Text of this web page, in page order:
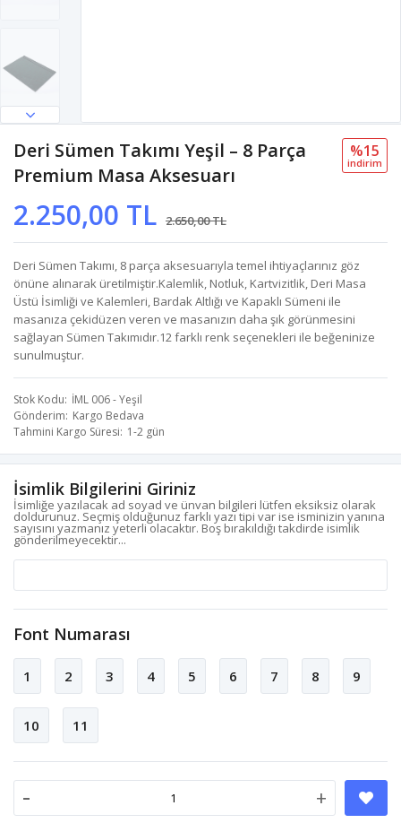
Deri Sümen Takımı Yeşil – 8 Parça
Premium Masa Aksesuarı
2.250,00 TL 2.650,00 TL
%15
i̇ndi̇ri̇m
Deri Sümen Takımı, 8 parça aksesuarıyla temel ihtiyaçlarınız göz
önüne alınarak üretilmiştir.Kalemlik, Notluk, Kartvizitlik, Deri Masa
Üstü İsimliği ve Kalemleri, Bardak Altlığı ve Kapaklı Sümeni ile
masanıza çekidüzen veren ve masanızın daha şık görünmesini
sağlayan Sümen Takımıdır.12 farklı renk seçenekleri ile beğeninize
sunulmuştur.
Stok Kodu İML 006 - Yeşil
Gönderim Kargo Bedava
Tahmini Kargo Süresi 1-2 gün
İsimlik Bilgilerini Giriniz
İsimliğe yazılacak ad soyad ve ünvan bilgileri lütfen eksiksiz olarak
doldurunuz. Seçmiş olduğunuz farklı yazı tipi var ise isminizin yanına
sayısını yazmanız yeterli olacaktır. Boş bırakıldığı takdirde isimlik
gönderilmeyecektir...
Font Numarası
1 2 3 4 5 6 7 8 9
10 11
- +